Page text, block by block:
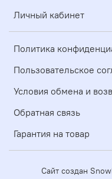
Личный кабинет
Политика
Пользовательское
Условия обмена и
Обратная связь
Гарантия на товар
Сайт создан